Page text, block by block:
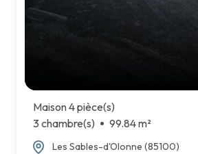
Maison 4 pièce(s)
3 chambre(s)
99.84 m²
Les Sables-d'Olonne (85100)